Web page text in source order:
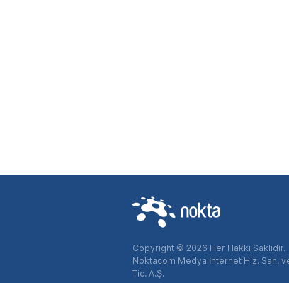
Copyright © 2026 Her Hakkı Saklıdır.
Noktacom Medya İnternet Hiz. San.
Tic. A.Ş.